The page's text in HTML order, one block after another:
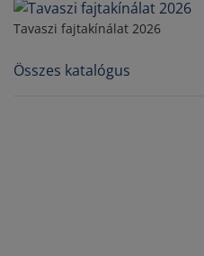
Tavaszi fajtakínálat 2026
Összes katalógus